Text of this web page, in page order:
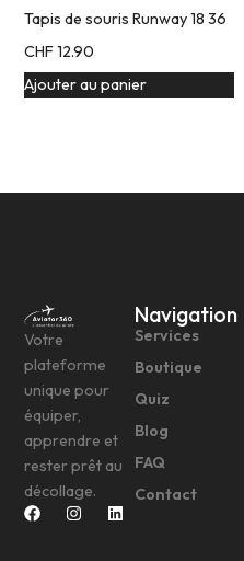
Tapis de souris Runway 18 36
CHF12.90
Ajouter au panier
Votre
plateforme
unique pour
équiper,
apprendre et
rester prêt au
décollage.
Navigation
Services
Boutique
Quiz
Blog
FAQ
Contact